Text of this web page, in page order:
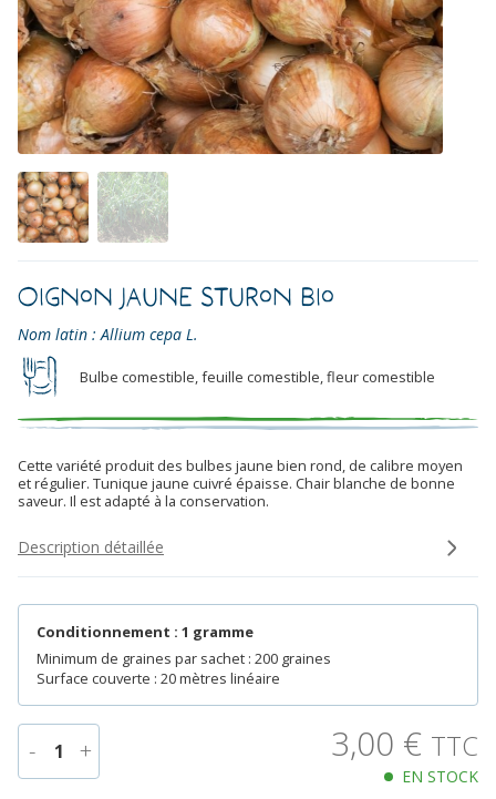
Oignon Jaune Sturon Bio
Nom latin : Allium cepa L.
Bulbe comestible, feuille comestible, fleur comestible
Cette variété produit des bulbes jaune bien rond, de calibre moyen
et régulier. Tunique jaune cuivré épaisse. Chair blanche de bonne
saveur. Il est adapté à la conservation.
Description détaillée
Conditionnement : 1 gramme
Minimum de graines par sachet : 200 graines
Surface couverte : 20 mètres linéaire
- 1 + 3,00 € TTC
EN STOCK